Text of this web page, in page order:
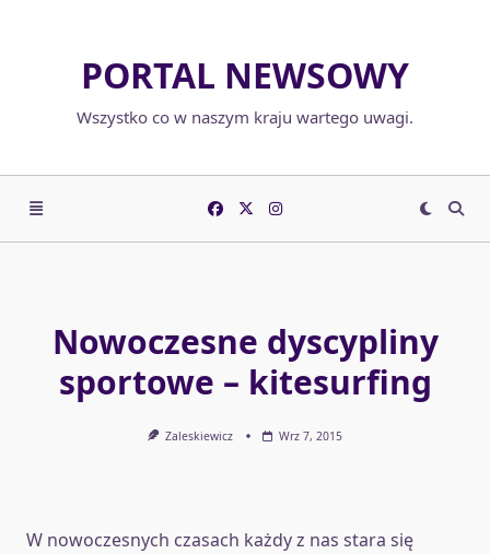
PORTAL NEWSOWY
Wszystko co w naszym kraju wartego uwagi.
Nowoczesne dyscypliny
sportowe – kitesurfing
Zaleskiewicz Wrz 7, 2015
W nowoczesnych czasach każdy z nas stara się